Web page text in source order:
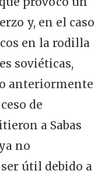
y, en el caso
en la rodilla
soviéticas,
anteriormente
de
a Sabas
no
útil debido a